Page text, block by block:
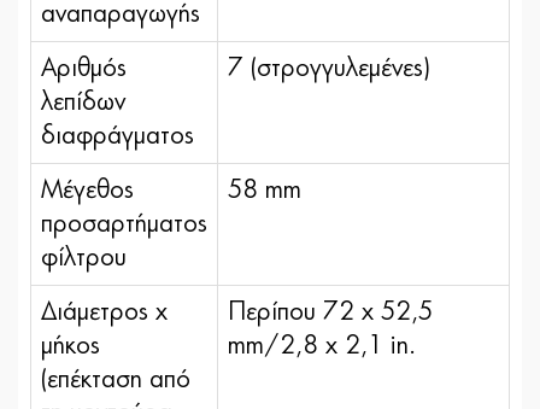
αναπαραγωγής
Αριθμός
λεπίδων
διαφράγματος
7 (στρογγυλεμένες)
Μέγεθος
προσαρτήματος
φίλτρου
58 mm
Διάμετρος x
μήκος
(επέκταση από
Περίπου 72 x 52,5
mm/2,8 x 2,1 in.